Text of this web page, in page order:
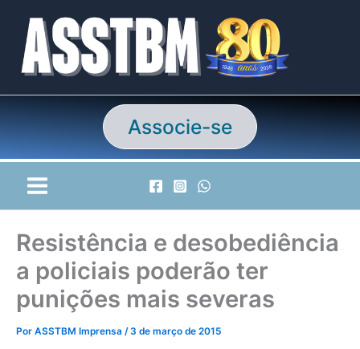
conteúdo
Associe-se
Resistência e desobediência
a policiais poderão ter
punições mais severas
Por ASSTBM Imprensa /3 de março de 2015